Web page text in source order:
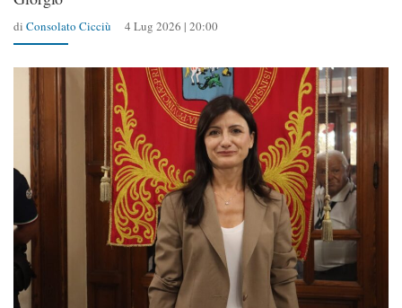
di Consolato Cicciù 4 Lug 2026 | 20:00